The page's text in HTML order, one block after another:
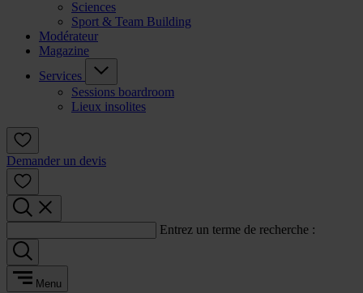
Sciences
Sport & Team Building
Modérateur
Magazine
Services
Sessions boardroom
Lieux insolites
Demander un devis
Entrez un terme de recherche :
Menu